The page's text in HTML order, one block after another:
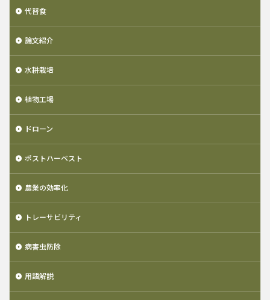
代替食
論文紹介
水耕栽培
植物工場
ドローン
ポストハーベスト
農業の効率化
トレーサビリティ
病害虫防除
用語解説